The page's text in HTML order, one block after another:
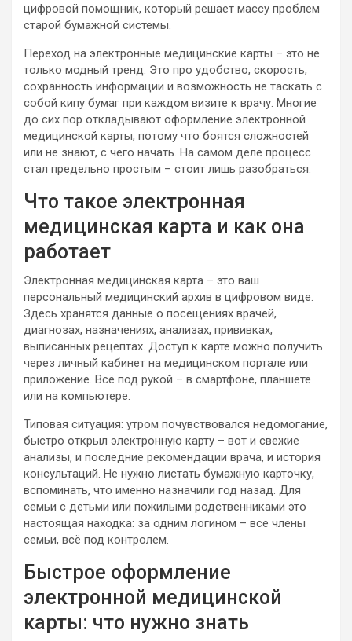
цифровой помощник, который решает массу проблем
старой бумажной системы.
Переход на электронные медицинские карты – это не
только модный тренд. Это про удобство, скорость,
сохранность информации и возможность не таскать с
собой кипу бумаг при каждом визите к врачу. Многие
до сих пор откладывают оформление электронной
медицинской карты, потому что боятся сложностей
или не знают, с чего начать. На самом деле процесс
стал предельно простым – стоит лишь разобраться.
Что такое электронная
медицинская карта и как она
работает
Электронная медицинская карта – это ваш
персональный медицинский архив в цифровом виде.
Здесь хранятся данные о посещениях врачей,
диагнозах, назначениях, анализах, прививках,
выписанных рецептах. Доступ к карте можно получить
через личный кабинет на медицинском портале или
приложение. Всё под рукой – в смартфоне, планшете
или на компьютере.
Типовая ситуация: утром почувствовался недомогание,
быстро открыл электронную карту – вот и свежие
анализы, и последние рекомендации врача, и история
консультаций. Не нужно листать бумажную карточку,
вспоминать, что именно назначили год назад. Для
семьи с детьми или пожилыми родственниками это
настоящая находка: за одним логином – все члены
семьи, всё под контролем.
Быстрое оформление
электронной медицинской
карты: что нужно знать